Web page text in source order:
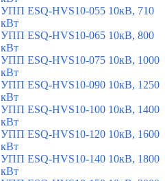
УПП ESQ-HVS10-055 10кВ, 710
кВт
УПП ESQ-HVS10-065 10кВ, 800
кВт
УПП ESQ-HVS10-075 10кВ, 1000
кВт
УПП ESQ-HVS10-090 10кВ, 1250
кВт
УПП ESQ-HVS10-100 10кВ, 1400
кВт
УПП ESQ-HVS10-120 10кВ, 1600
кВт
УПП ESQ-HVS10-140 10кВ, 1800
кВт